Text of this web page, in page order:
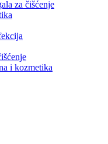
za čišćenje
i kozmetika